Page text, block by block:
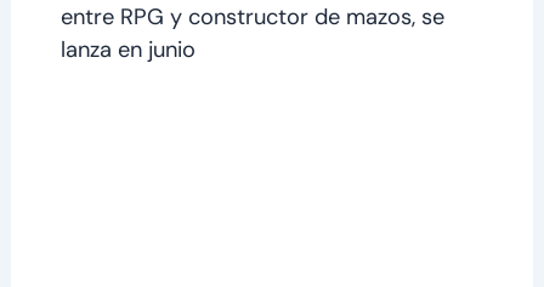
entre RPG y constructor de mazos, se
lanza en junio